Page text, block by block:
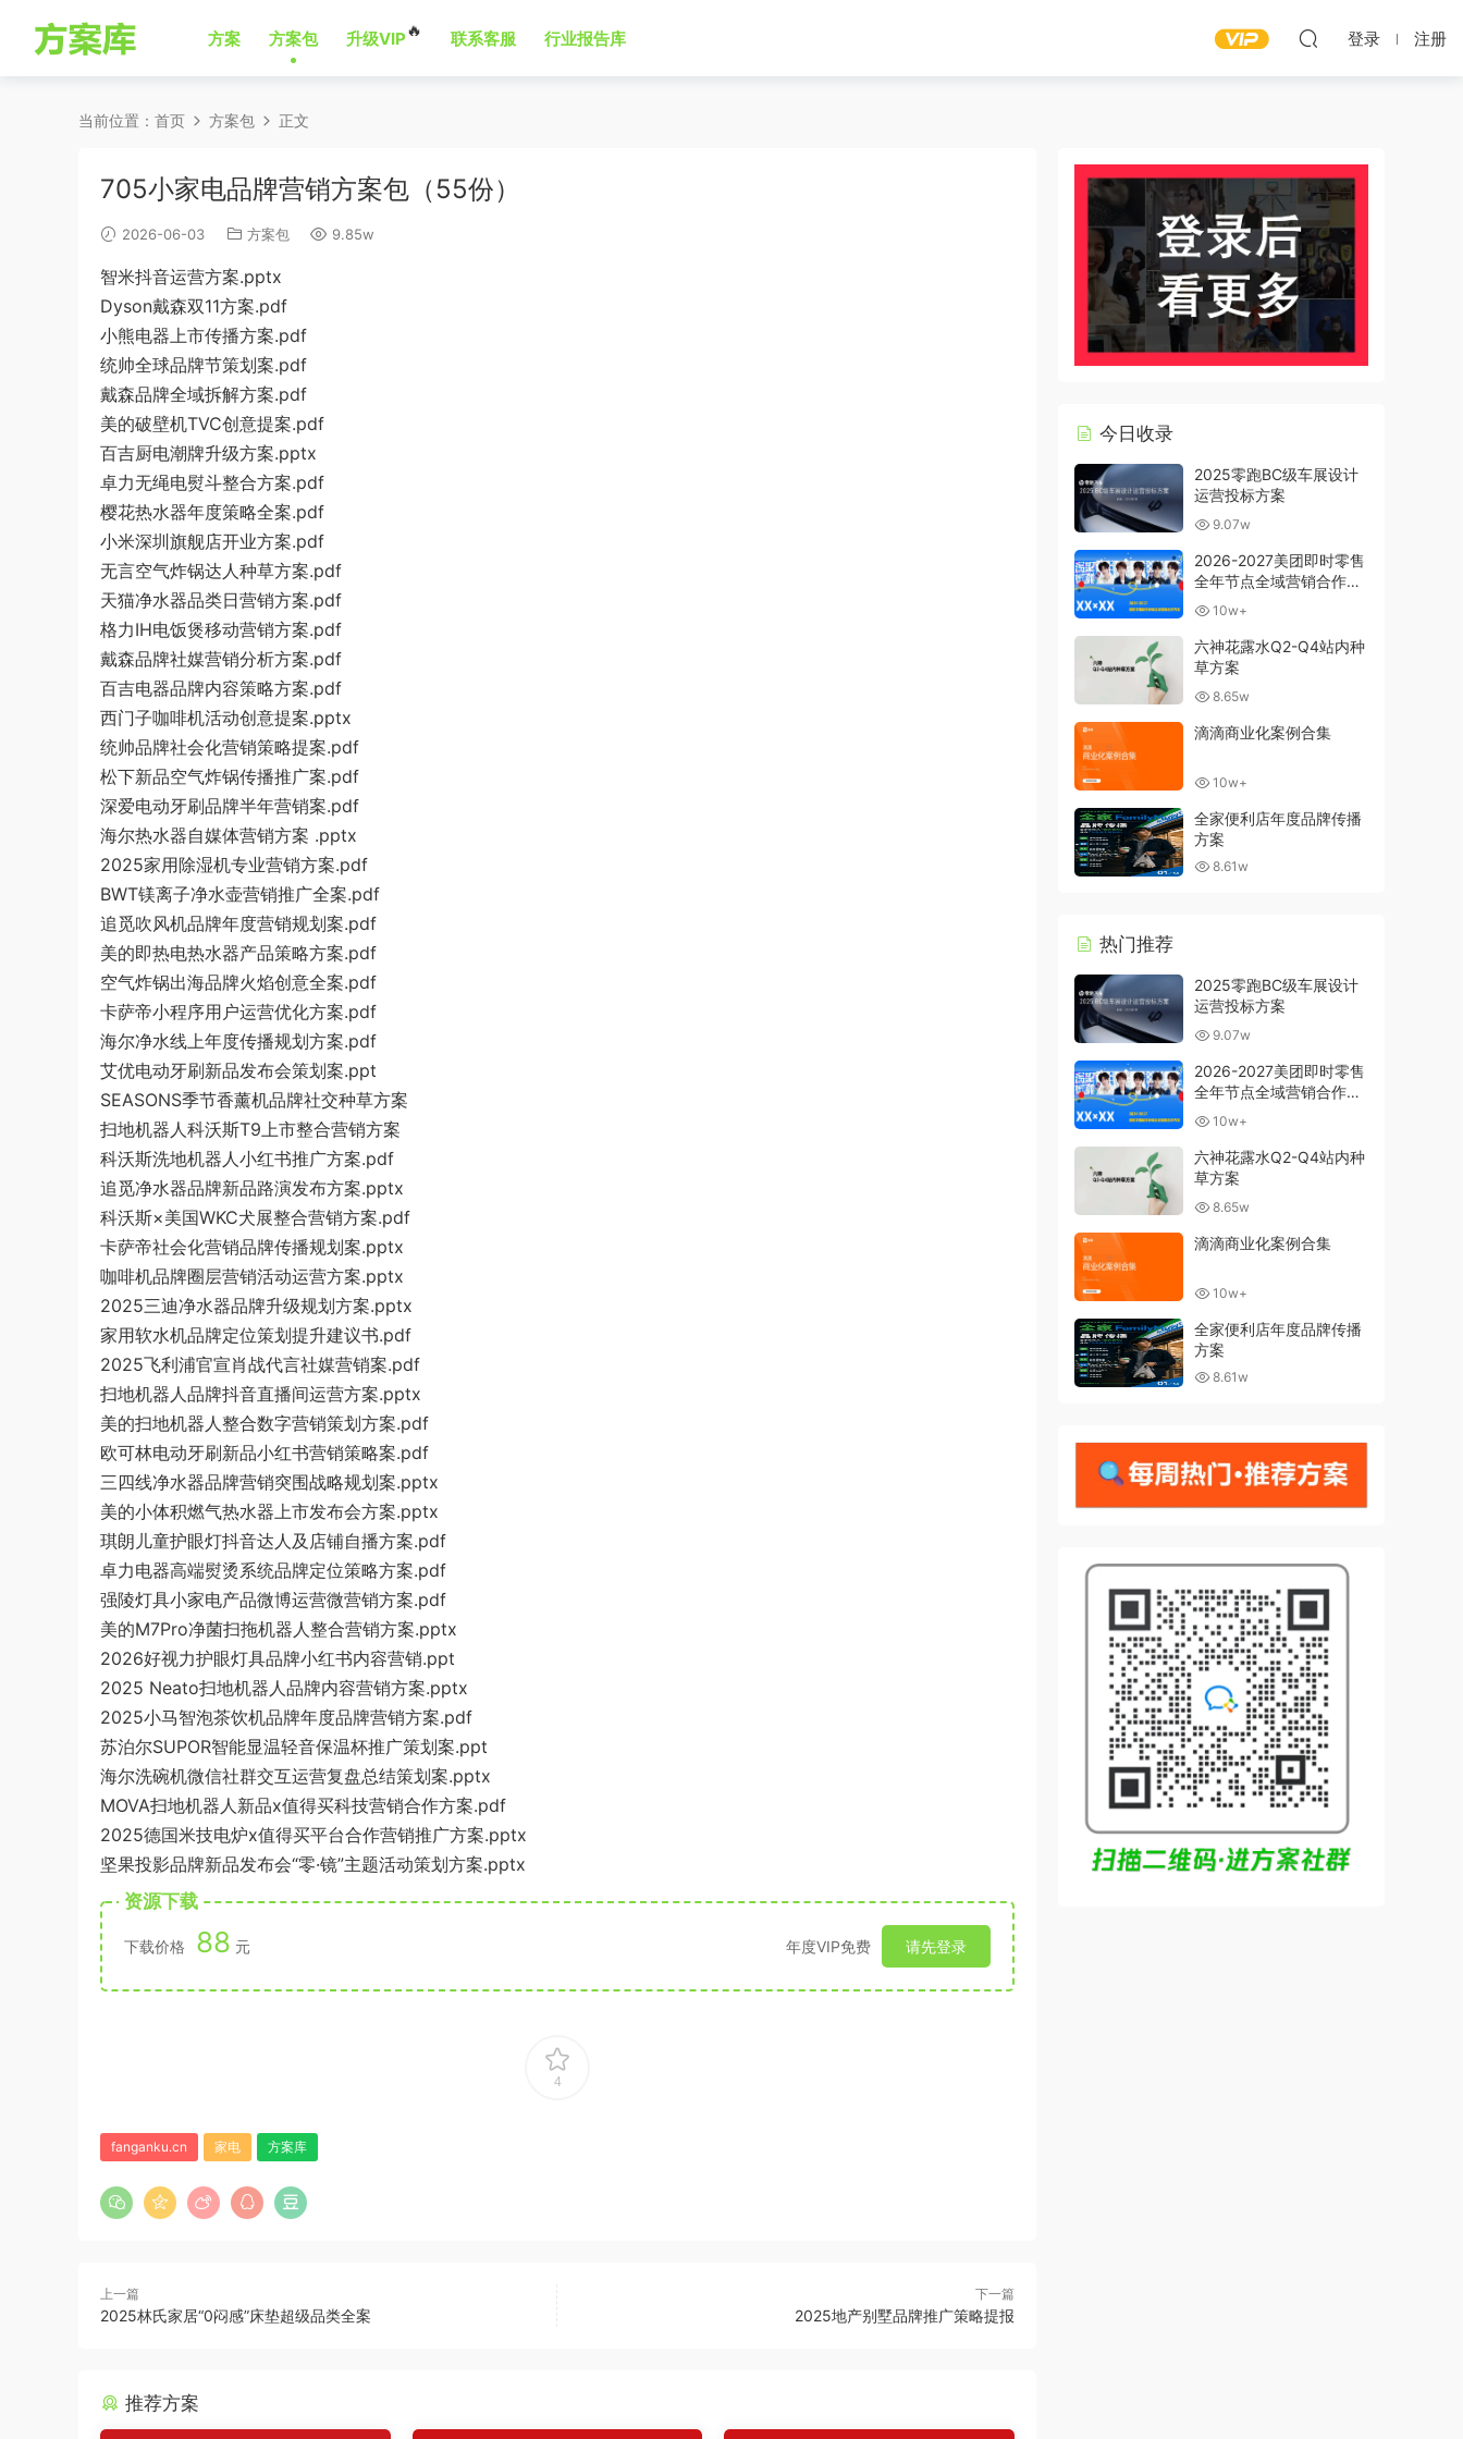
方案 方案包 升级VIP🔥 联系客服 行业报告库 登录 注册
当前位置： 首页 方案包 正文
705小家电品牌营销方案包（55份）
2026-06-03 方案包 9.85w
智米抖音运营方案.pptx
Dyson戴森双11方案.pdf
小熊电器上市传播方案.pdf
统帅全球品牌节策划案.pdf
戴森品牌全域拆解方案.pdf
美的破壁机TVC创意提案.pdf
百吉厨电潮牌升级方案.pptx
卓力无绳电熨斗整合方案.pdf
樱花热水器年度策略全案.pdf
小米深圳旗舰店开业方案.pdf
无言空气炸锅达人种草方案.pdf
天猫净水器品类日营销方案.pdf
格力IH电饭煲移动营销方案.pdf
戴森品牌社媒营销分析方案.pdf
百吉电器品牌内容策略方案.pdf
西门子咖啡机活动创意提案.pptx
统帅品牌社会化营销策略提案.pdf
松下新品空气炸锅传播推广案.pdf
深爱电动牙刷品牌半年营销案.pdf
海尔热水器自媒体营销方案 .pptx
2025家用除湿机专业营销方案.pdf
BWT镁离子净水壶营销推广全案.pdf
追觅吹风机品牌年度营销规划案.pdf
美的即热电热水器产品策略方案.pdf
空气炸锅出海品牌火焰创意全案.pdf
卡萨帝小程序用户运营优化方案.pdf
海尔净水线上年度传播规划方案.pdf
艾优电动牙刷新品发布会策划案.ppt
SEASONS季节香薰机品牌社交种草方案
扫地机器人科沃斯T9上市整合营销方案
科沃斯洗地机器人小红书推广方案.pdf
追觅净水器品牌新品路演发布方案.pptx
科沃斯×美国WKC犬展整合营销方案.pdf
卡萨帝社会化营销品牌传播规划案.pptx
咖啡机品牌圈层营销活动运营方案.pptx
2025三迪净水器品牌升级规划方案.pptx
家用软水机品牌定位策划提升建议书.pdf
2025飞利浦官宣肖战代言社媒营销案.pdf
扫地机器人品牌抖音直播间运营方案.pptx
美的扫地机器人整合数字营销策划方案.pdf
欧可林电动牙刷新品小红书营销策略案.pdf
三四线净水器品牌营销突围战略规划案.pptx
美的小体积燃气热水器上市发布会方案.pptx
琪朗儿童护眼灯抖音达人及店铺自播方案.pdf
卓力电器高端熨烫系统品牌定位策略方案.pdf
强陵灯具小家电产品微博运营微营销方案.pdf
美的M7Pro净菌扫拖机器人整合营销方案.pptx
2026好视力护眼灯具品牌小红书内容营销.ppt
2025 Neato扫地机器人品牌内容营销方案.pptx
2025小马智泡茶饮机品牌年度品牌营销方案.pdf
苏泊尔SUPOR智能显温轻音保温杯推广策划案.ppt
海尔洗碗机微信社群交互运营复盘总结策划案.pptx
MOVA扫地机器人新品x值得买科技营销合作方案.pdf
2025德国米技电炉x值得买平台合作营销推广方案.pptx
坚果投影品牌新品发布会“零·镜”主题活动策划方案.pptx
资源下载
下载价格 88 元 年度VIP免费 请先登录
4
fanganku.cn 家电 方案库
上一篇
2025林氏家居“0闷感”床垫超级品类全案
下一篇
2025地产别墅品牌推广策略提报
推荐方案
今日收录
2025零跑BC级车展设计
运营投标方案
9.07w
2026-2027美团即时零售
全年节点全域营销合作方
案 10w+
六神花露水Q2-Q4站内种
草方案
8.65w
滴滴商业化案例合集
10w+
全家便利店年度品牌传播
方案
8.61w
热门推荐
2025零跑BC级车展设计
运营投标方案
9.07w
2026-2027美团即时零售
全年节点全域营销合作方
案 10w+
六神花露水Q2-Q4站内种
草方案
8.65w
滴滴商业化案例合集
10w+
全家便利店年度品牌传播
方案
8.61w